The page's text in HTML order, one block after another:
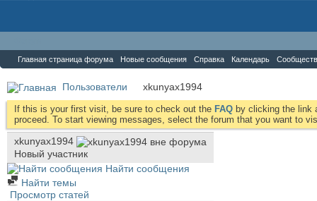
Главная страница форума Новые сообщения Справка Календарь
Пользователи xkunyax1994
If this is your first visit, be sure to check out the FAQ by clicking the link
proceed. To start viewing messages, select the forum that you want to
xkunyax1994
Новый участник
Найти сообщения
Найти темы
Просмотр статей